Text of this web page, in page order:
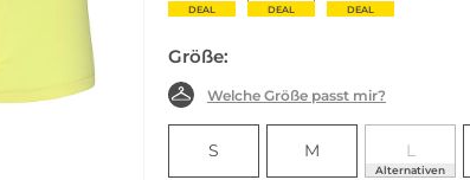
DEAL DEAL DEAL
Größe:
Welche Größe passt mir?
S M L
Alternativen